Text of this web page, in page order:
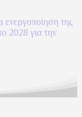
της
2028 για την